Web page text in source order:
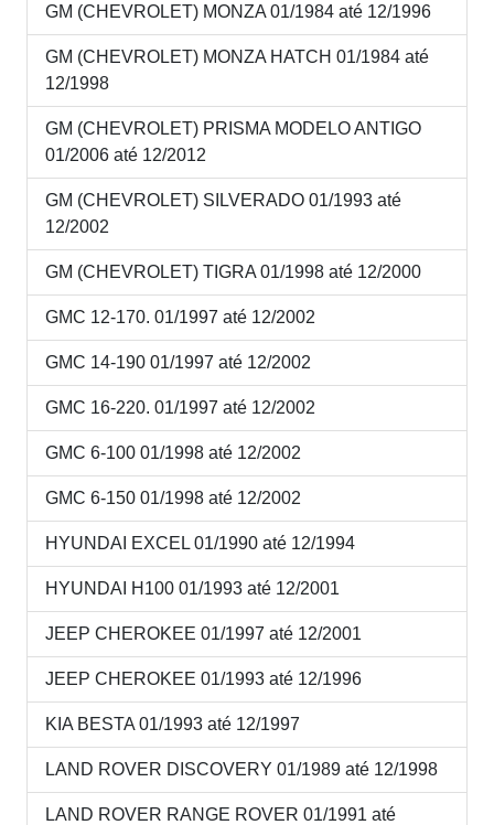
GM (CHEVROLET) MONZA 01/1984 até 12/1996
GM (CHEVROLET) MONZA HATCH 01/1984 até
12/1998
GM (CHEVROLET) PRISMA MODELO ANTIGO
01/2006 até 12/2012
GM (CHEVROLET) SILVERADO 01/1993 até
12/2002
GM (CHEVROLET) TIGRA 01/1998 até 12/2000
GMC 12-170. 01/1997 até 12/2002
GMC 14-190 01/1997 até 12/2002
GMC 16-220. 01/1997 até 12/2002
GMC 6-100 01/1998 até 12/2002
GMC 6-150 01/1998 até 12/2002
HYUNDAI EXCEL 01/1990 até 12/1994
HYUNDAI H100 01/1993 até 12/2001
JEEP CHEROKEE 01/1997 até 12/2001
JEEP CHEROKEE 01/1993 até 12/1996
KIA BESTA 01/1993 até 12/1997
LAND ROVER DISCOVERY 01/1989 até 12/1998
LAND ROVER RANGE ROVER 01/1991 até